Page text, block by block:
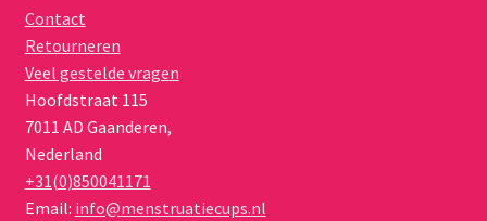
Contact
Retourneren
Veel gestelde vragen
Hoofdstraat 115
7011 AD Gaanderen,
Nederland
+31(0)850041171
Email: info@menstruatiecups.nl